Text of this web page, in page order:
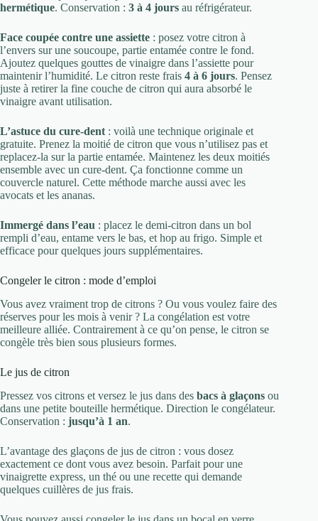
hermétique. Conservation : 3 à 4 jours au réfrigérateur.
Face coupée contre une assiette : posez votre citron à
l’envers sur une soucoupe, partie entamée contre le fond.
Ajoutez quelques gouttes de vinaigre dans l’assiette pour
maintenir l’humidité. Le citron reste frais 4 à 6 jours. Pensez
juste à retirer la fine couche de citron qui aura absorbé le
vinaigre avant utilisation.
L’astuce du cure-dent : voilà une technique originale et
gratuite. Prenez la moitié de citron que vous n’utilisez pas et
replacez-la sur la partie entamée. Maintenez les deux moitiés
ensemble avec un cure-dent. Ça fonctionne comme un
couvercle naturel. Cette méthode marche aussi avec les
avocats et les ananas.
Immergé dans l’eau : placez le demi-citron dans un bol
rempli d’eau, entame vers le bas, et hop au frigo. Simple et
efficace pour quelques jours supplémentaires.
Congeler le citron : mode d’emploi
Vous avez vraiment trop de citrons ? Ou vous voulez faire des
réserves pour les mois à venir ? La congélation est votre
meilleure alliée. Contrairement à ce qu’on pense, le citron se
congèle très bien sous plusieurs formes.
Le jus de citron
Pressez vos citrons et versez le jus dans des bacs à glaçons ou
dans une petite bouteille hermétique. Direction le congélateur.
Conservation : jusqu’à 1 an.
L’avantage des glaçons de jus de citron : vous dosez
exactement ce dont vous avez besoin. Parfait pour une
vinaigrette express, un thé ou une recette qui demande
quelques cuillères de jus frais.